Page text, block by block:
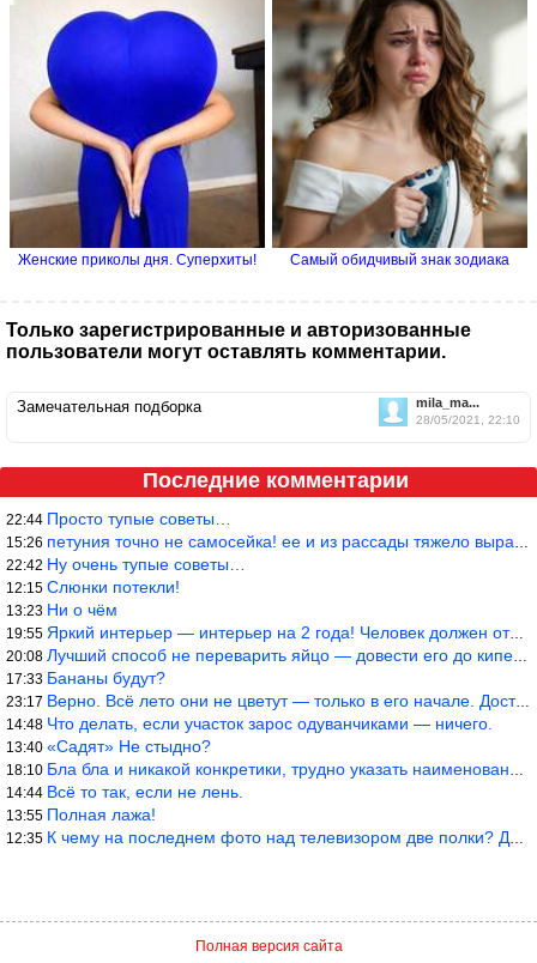
Женские приколы дня. Суперхиты! Самый обидчивый знак зодиака
Только зарегистрированные и авторизованные
пользователи могут оставлять комментарии.
mila_ma...
28/05/2021, 22:10
Замечательная подборка
Последние комментарии
22:44 Просто тупые советы…
15:26 петуния точно не самосейка! ее и из рассады тяжело вырастить!
22:42 Ну очень тупые советы…
12:15 Слюнки потекли!
13:23 Ни о чём
19:55 Яркий интерьер — интерьер на 2 года! Человек должен отдыхать в с
20:08 Лучший способ не переварить яйцо — довести его до кипения и выкл
17:33 Бананы будут?
23:17 Верно. Всё лето они не цветут — только в его начале. Достаточно
14:48 Что делать, если участок зарос одуванчиками — ничего.
13:40 «Садят» Не стыдно?
18:10 Бла бла и никакой конкретики, трудно указать наименование рекоме
14:44 Всё то так, если не лень.
13:55 Полная лажа!
12:35 К чему на последнем фото над телевизором две полки? Делают интер
Полная версия сайта